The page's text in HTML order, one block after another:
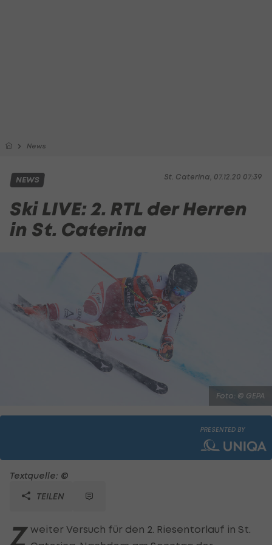
News
St. Caterina, 07.12.20 07:39
NEWS
Ski LIVE: 2. RTL der Herren
in St. Caterina
Foto: © GEPA
PRESENTED BY
Textquelle: ©
TEILEN
Z weiter Versuch für den 2. Riesentorlauf in St.